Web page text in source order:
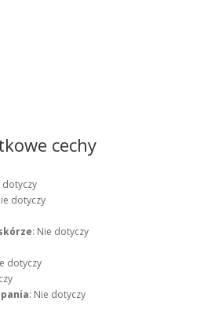
cechy
dotyczy
dotyczy
: Nie dotyczy
dotyczy
: Nie dotyczy